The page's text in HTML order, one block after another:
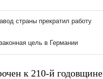
к 210-й годовщине